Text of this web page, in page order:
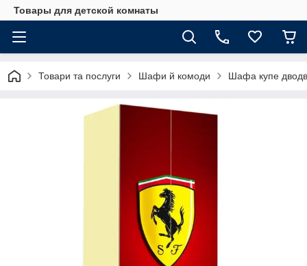
Товары для детской комнаты
Товари та послуги Шафи й комоди Шафа купе